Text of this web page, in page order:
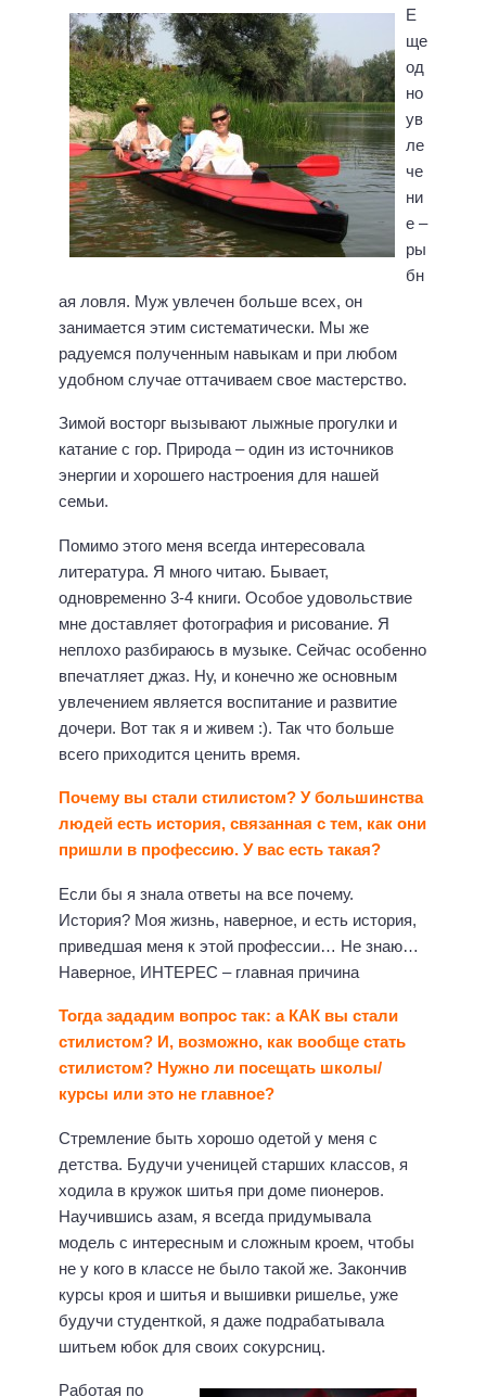
Е
ще
од
но
ув
ле
че
ни
е –
ры
бн
ая ловля. Муж увлечен больше всех, он
занимается этим систематически. Мы же
радуемся полученным навыкам и при любом
удобном случае оттачиваем свое мастерство.
Зимой восторг вызывают лыжные прогулки и
катание с гор. Природа – один из источников
энергии и хорошего настроения для нашей
семьи.
Помимо этого меня всегда интересовала
литература. Я много читаю. Бывает,
одновременно 3-4 книги. Особое удовольствие
мне доставляет фотография и рисование. Я
неплохо разбираюсь в музыке. Сейчас особенно
впечатляет джаз. Ну, и конечно же основным
увлечением является воспитание и развитие
дочери. Вот так я и живем :). Так что больше
всего приходится ценить время.
Почему вы стали стилистом? У большинства
людей есть история, связанная с тем, как они
пришли в профессию. У вас есть такая?
Если бы я знала ответы на все почему.
История? Моя жизнь, наверное, и есть история,
приведшая меня к этой профессии… Не знаю…
Наверное, ИНТЕРЕС – главная причина
Тогда зададим вопрос так: а КАК вы стали
стилистом? И, возможно, как вообще стать
стилистом? Нужно ли посещать школы/
курсы или это не главное?
Стремление быть хорошо одетой у меня с
детства. Будучи ученицей старших классов, я
ходила в кружок шитья при доме пионеров.
Научившись азам, я всегда придумывала
модель с интересным и сложным кроем, чтобы
не у кого в классе не было такой же. Закончив
курсы кроя и шитья и вышивки ришелье, уже
будучи студенткой, я даже подрабатывала
шитьем юбок для своих сокурсниц.
Работая по